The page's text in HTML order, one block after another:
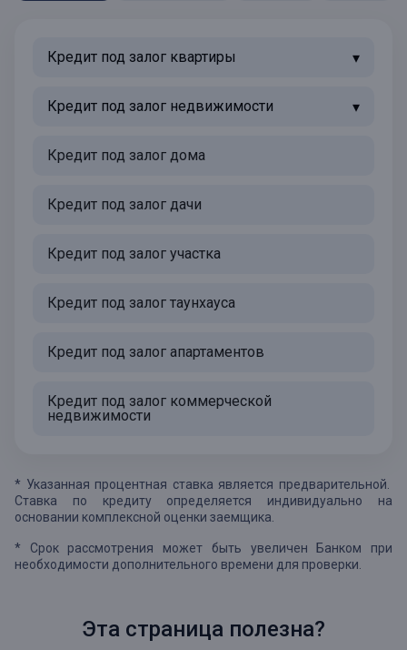
Кредит под залог квартиры
Кредит под залог недвижимости
Кредит под залог дома
Кредит под залог дачи
Кредит под залог участка
Кредит под залог таунхауса
Кредит под залог апартаментов
Кредит под залог коммерческой
недвижимости
* Указанная процентная ставка является предварительной.
Ставка по кредиту определяется индивидуально на
основании комплексной оценки заемщика.
* Срок рассмотрения может быть увеличен Банком при
необходимости дополнительного времени для проверки.
Эта страница полезна?